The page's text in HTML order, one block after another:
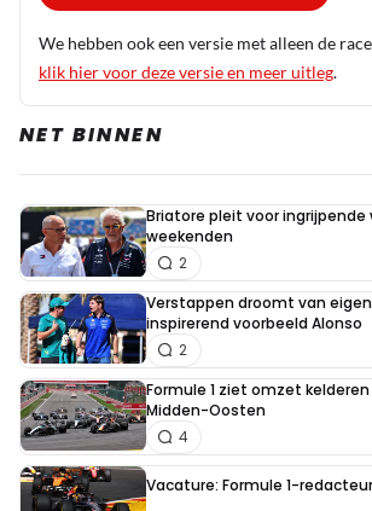
GoggeF1
Mee eens, en hij is een vechter die
overstuur
19 september 2025 11:13
Ik zou het wel leuk vinden: Ocon en
teamgenoten.
Meepraten? Dat kan! Je hoeft je
We hebben ook een versie met alleen de
klik hier voor deze versie en meer uitleg.
NET BINNEN
Briatore pleit voor ingrijpende
weekenden
2
Verstappen droomt van
inspirerend voorbeeld Alonso
2
Formule 1 ziet omzet
Midden-Oosten
4
Vacature: Formule 1-redacteur